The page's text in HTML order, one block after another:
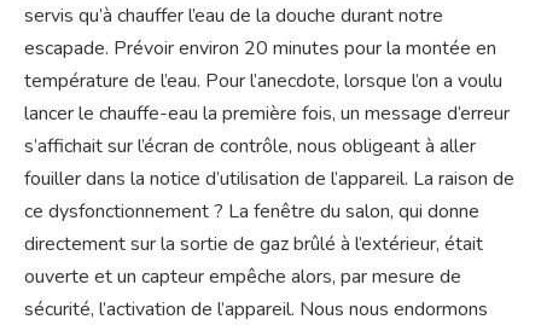
servis qu’à chauffer l’eau de la douche durant notre
escapade. Prévoir environ 20 minutes pour la montée en
température de l’eau. Pour l’anecdote, lorsque l’on a voulu
lancer le chauffe-eau la première fois, un message d’erreur
s’affichait sur l’écran de contrôle, nous obligeant à aller
fouiller dans la notice d’utilisation de l’appareil. La raison de
ce dysfonctionnement ? La fenêtre du salon, qui donne
directement sur la sortie de gaz brûlé à l’extérieur, était
ouverte et un capteur empêche alors, par mesure de
sécurité, l’activation de l’appareil. Nous nous endormons